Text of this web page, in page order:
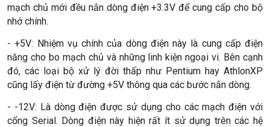
mạch chủ mới đều nắn dòng điện +3.3V để cung cấp cho bộ
nhớ chính.
- +5V: Nhiệm vụ chính của dòng điện này là cung cấp điện
năng cho bo mạch chủ và những linh kiện ngoại vi. Bên cạnh
đó, các loại bộ xử lý đời thấp như Pentium hay AthlonXP
cũng lấy điện từ đường +5V thông qua các bước nắn dòng.
- -12V: Là dòng điện được sử dụng cho các mạch điện với
cổng Serial. Dòng điện này hiện rất ít sử dụng trên các hệ